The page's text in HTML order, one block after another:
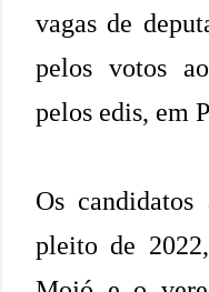
vagas de
pelos votos
pelos edis, em
Os
pleito de